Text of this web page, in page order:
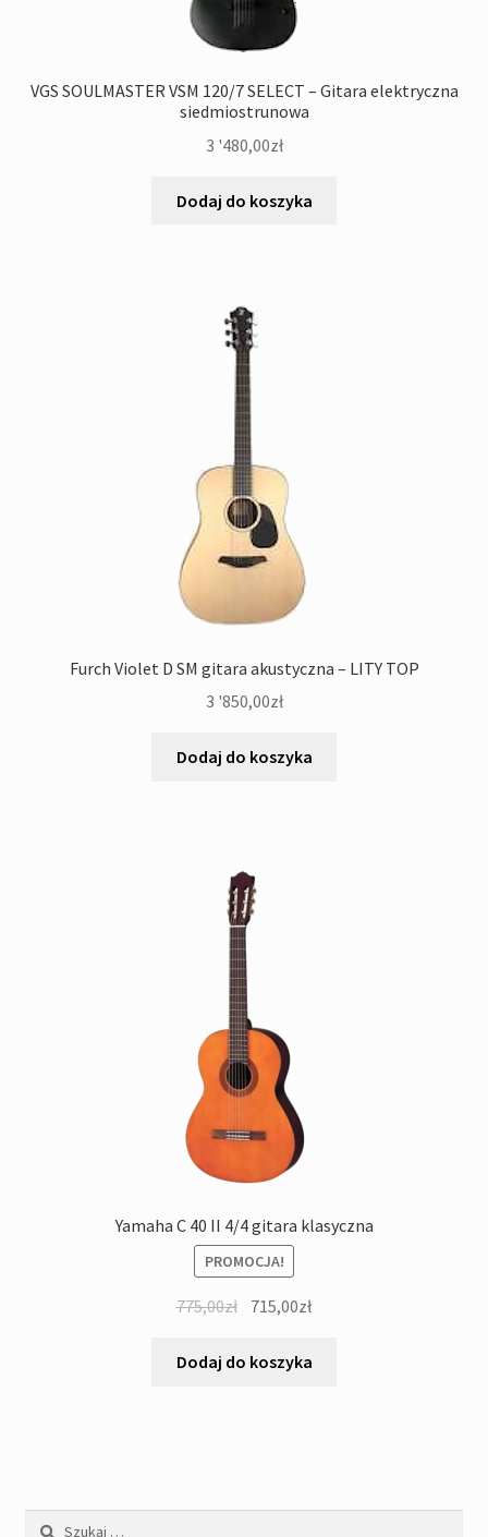
VGS SOULMASTER VSM 120/7 SELECT – Gitara elektryczna
siedmiostrunowa
3 '480,00zł
Dodaj do koszyka
Furch Violet D SM gitara akustyczna – LITY TOP
3 '850,00zł
Dodaj do koszyka
Yamaha C 40 II 4/4 gitara klasyczna
PROMOCJA!
775,00zł Pierwotna
wynosiła:
715,00złAktualna
wynosi:
Dodaj do koszyka
Szukaj: